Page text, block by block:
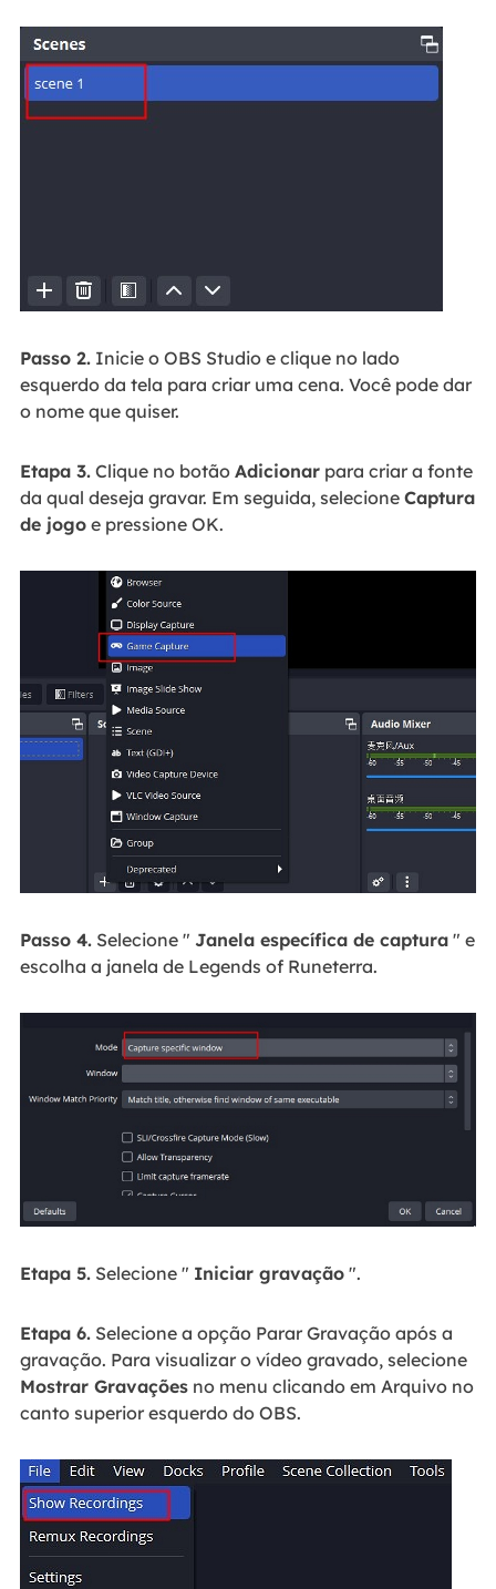
Passo 2.Inicie o OBS Studio e clique no lado
esquerdo da tela para criar uma cena. Você pode dar
o nome que quiser.
Etapa 3.Clique no botão Adicionarpara criar a fonte
da qual deseja gravar. Em seguida, selecione Captura
de jogoe pressione OK.
Passo 4.Selecione " Janela específica de captura" e
escolha a janela de Legends of Runeterra.
Etapa 5.Selecione " Iniciar gravação".
Etapa 6.Selecione a opção Parar Gravação após a
gravação. Para visualizar o vídeo gravado, selecione
Mostrar Gravaçõesno menu clicando em Arquivo no
canto superior esquerdo do OBS.